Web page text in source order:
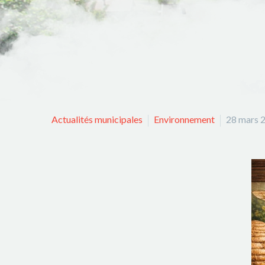
Actualités municipales Environnement 28 mars